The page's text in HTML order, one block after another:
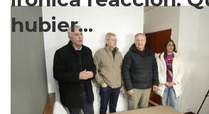
hubier...